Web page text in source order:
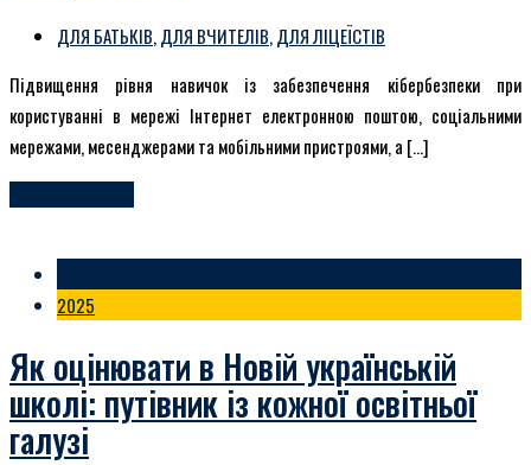
ДЛЯ БАТЬКІВ,ДЛЯ ВЧИТЕЛІВ,ДЛЯ ЛІЦЕЇСТІВ
Підвищення рівня навичок із забезпечення кібербезпеки при
користуванні в мережі Інтернет електронною поштою, соціальними
мережами, месенджерами та мобільними пристроями, а […]
2025
Як оцінювати в Новій українській
школі: путівник із кожної освітньої
галузі